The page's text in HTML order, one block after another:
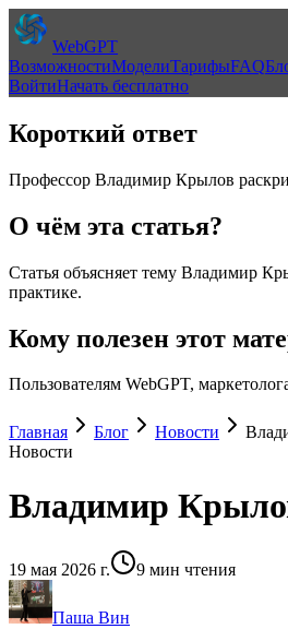
WebGPT
ВозможностиМоделиТарифыFAQ
ВойтиНачать бесплатно
Короткий ответ
Профессор Владимир Крылов
О чём эта статья?
Статья объясняет тему Владимир
практике.
Кому полезен этот
Пользователям WebGPT,
Главная Блог Новости
Новости
Владимир
19 мая 2026 г. 9 мин чтения
Паша Вин